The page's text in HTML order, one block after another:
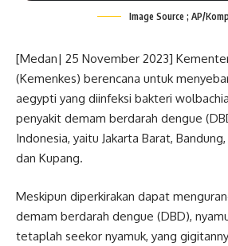
Image Source ; AP/
[Medan| 25 November 2023]
(Kemenkes) berencana untuk
aegypti yang diinfeksi bakteri
penyakit demam berdarah dengue
Indonesia, yaitu Jakarta Barat,
dan Kupang.
Meskipun diperkirakan dapat
demam berdarah dengue (DBD),
tetaplah seekor nyamuk, yang